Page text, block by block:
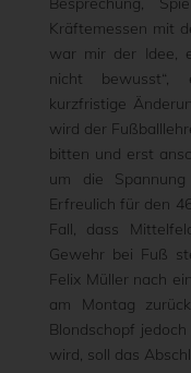
Kräftemessen mit
war mir der Idee,
nicht bewusst“,
kurzfristige
wird der
bitten und erst
um die
Erfreulich für den
Fall, dass
Gewehr bei Fuß
Felix Müller nach
am Montag
Blondschopf
wird, soll das